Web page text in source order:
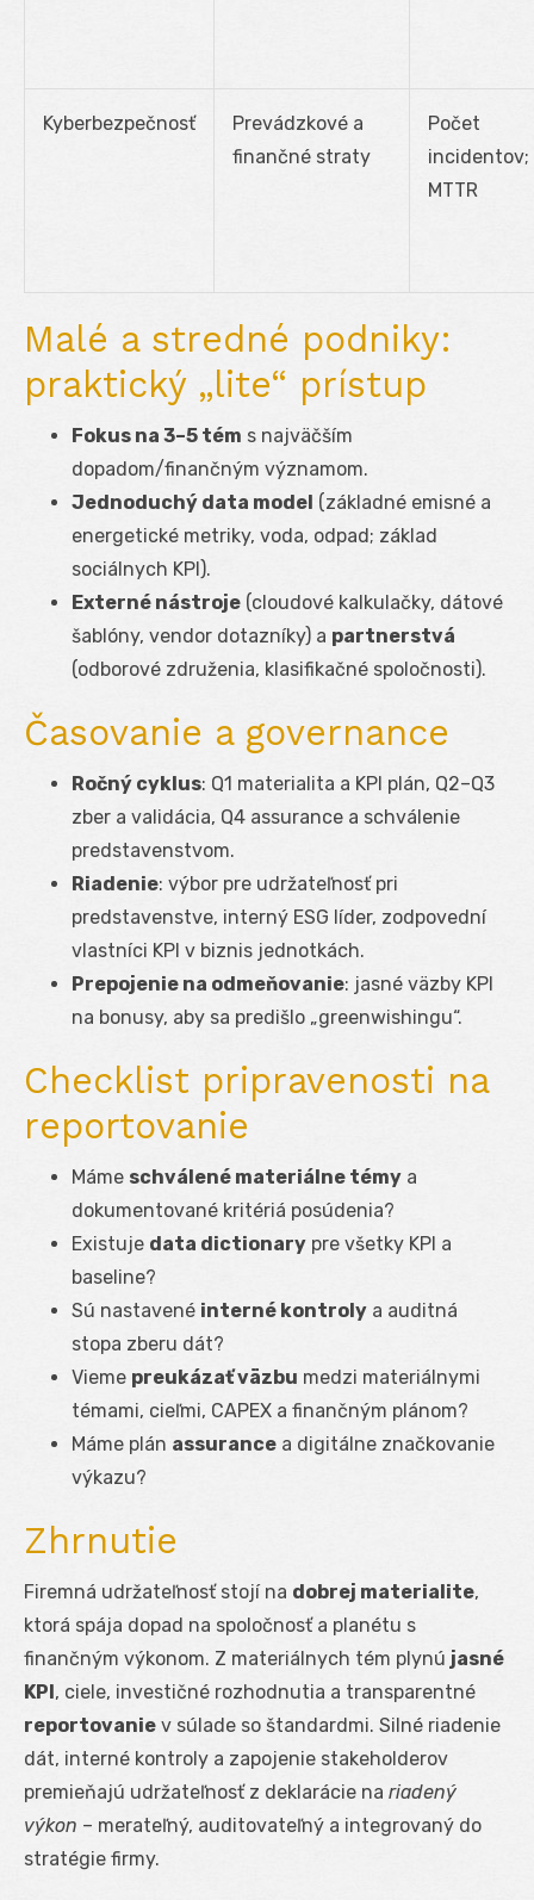
Kyberbezpečnosť
Prevádzkové a
finančné straty
Počet
incidentov;
MTTR
Malé a stredné podniky:
praktický „lite“ prístup
Fokus na 3–5 tém s najväčším
dopadom/finančným významom.
Jednoduchý data model (základné emisné a
energetické metriky, voda, odpad; základ
sociálnych KPI).
Externé nástroje (cloudové kalkulačky, dátové
šablóny, vendor dotazníky) a partnerstvá
(odborové združenia, klasifikačné spoločnosti).
Časovanie a governance
Ročný cyklus: Q1 materialita a KPI plán, Q2–Q3
zber a validácia, Q4 assurance a schválenie
predstavenstvom.
Riadenie: výbor pre udržateľnosť pri
predstavenstve, interný ESG líder, zodpovední
vlastníci KPI v biznis jednotkách.
Prepojenie na odmeňovanie: jasné väzby KPI
na bonusy, aby sa predišlo „greenwishingu“.
Checklist pripravenosti na
reportovanie
Máme schválené materiálne témy a
dokumentované kritériá posúdenia?
Existuje data dictionary pre všetky KPI a
baseline?
Sú nastavené interné kontroly a auditná
stopa zberu dát?
Vieme preukázať väzbu medzi materiálnymi
témami, cieľmi, CAPEX a finančným plánom?
Máme plán assurance a digitálne značkovanie
výkazu?
Zhrnutie
Firemná udržateľnosť stojí na dobrej materialite,
ktorá spája dopad na spoločnosť a planétu s
finančným výkonom. Z materiálnych tém plynú jasné
KPI, ciele, investičné rozhodnutia a transparentné
reportovanie v súlade so štandardmi. Silné riadenie
dát, interné kontroly a zapojenie stakeholderov
premieňajú udržateľnosť z deklarácie na riadený
výkon – merateľný, auditovateľný a integrovaný do
stratégie firmy.